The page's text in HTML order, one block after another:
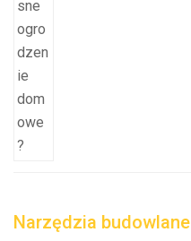
Narzędzia budowlane